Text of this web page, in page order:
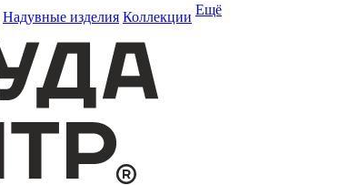
Надувные изделия Коллекции Ещё